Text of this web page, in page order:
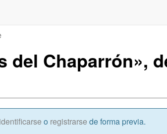
del Chaparrón»,
identificarse o registrarse de forma previa.